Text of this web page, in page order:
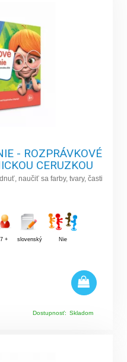
- ROZPRÁVKOVÉ
CERUZKOU
naučiť sa farby, tvary, časti
+ slovenský Nie
Dostupnosť: Skladom